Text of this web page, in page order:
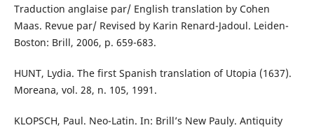
Traduction anglaise par/ English translation by Cohen
Maas. Revue par/ Revised by Karin Renard-Jadoul. Leiden-
Boston: Brill, 2006, p. 659-683.
HUNT, Lydia. The first Spanish translation of Utopia (1637).
Moreana, vol. 28, n. 105, 1991.
KLOPSCH, Paul. Neo-Latin. In: Brill’s New Pauly. Antiquity